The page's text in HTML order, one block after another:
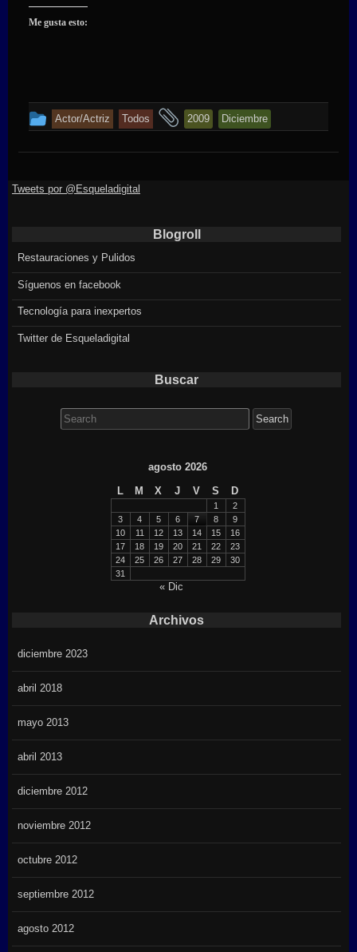
Me gusta esto:
This
entry
was
in
Actor/Actriz Todos
and
2009 Diciembre
Tweets por @Esqueladigital
Blogroll
Restauraciones y Pulidos
Síguenos en facebook
Tecnología para inexpertos
Twitter de Esqueladigital
Buscar
for:
agosto 2026
L
M X J V S D
1
2
3
4 5 6 7 8
9
10
11 12 13 14 15
16
17
18 19 20 21 22
23
24
25 26 27 28 29
30
31
« Dic
Archivos
diciembre 2023
abril 2018
mayo 2013
abril 2013
diciembre 2012
noviembre 2012
octubre 2012
septiembre 2012
agosto 2012